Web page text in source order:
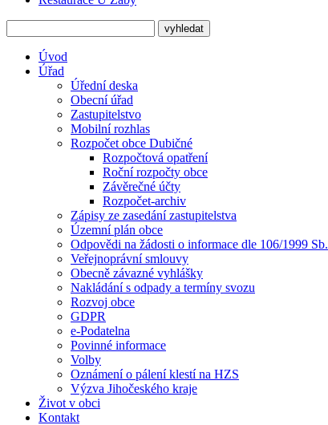
Úvod
Úřad
Úřední deska
Obecní úřad
Zastupitelstvo
Mobilní rozhlas
Rozpočet obce Dubičné
Rozpočtová opatření
Roční rozpočty obce
Závěrečné účty
Rozpočet-archiv
Zápisy ze zasedání zastupitelstva
Územní plán obce
Odpovědi na žádosti o informace dle 106/1999 Sb.
Veřejnoprávní smlouvy
Obecně závazné vyhlášky
Nakládání s odpady a termíny svozu
Rozvoj obce
GDPR
e-Podatelna
Povinné informace
Volby
Oznámení o pálení klestí na HZS
Výzva Jihočeského kraje
Život v obci
Kontakt